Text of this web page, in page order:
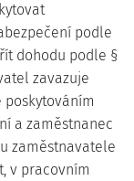
podle
dohodu podle §
zavazuje
a zaměstnanec
zaměstnavatele
v pracovním